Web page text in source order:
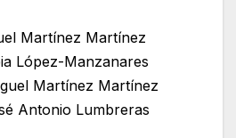
Martínez Martínez
López-Manzanares
Martínez Martínez
Antonio Lumbreras